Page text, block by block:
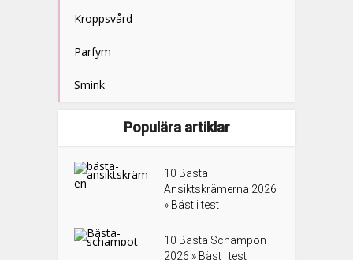
Kroppsvård
Parfym
Smink
Populära artiklar
10 Bästa
Ansiktskrämerna 2026
» Bäst i test
10 Bästa Schampon
2026 » Bäst i test